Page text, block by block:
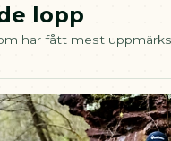
lopp
har fått mest